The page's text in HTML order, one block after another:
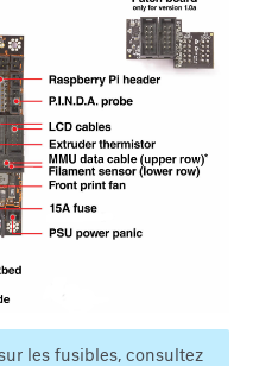
les fusibles, consultez